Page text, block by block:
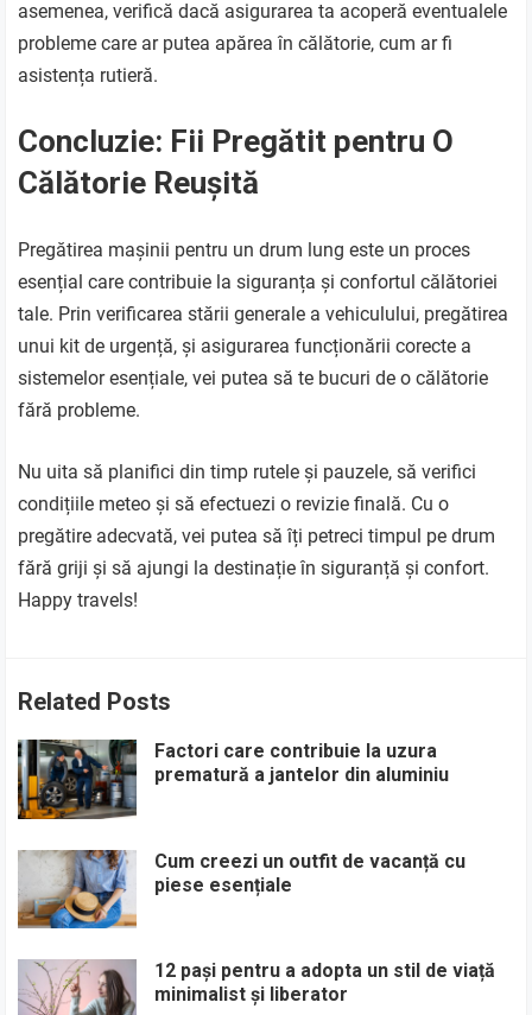
asemenea, verifică dacă asigurarea ta acoperă eventualele
probleme care ar putea apărea în călătorie, cum ar fi
asistența rutieră.
Concluzie: Fii Pregătit pentru O
Călătorie Reușită
Pregătirea mașinii pentru un drum lung este un proces
esențial care contribuie la siguranța și confortul călătoriei
tale. Prin verificarea stării generale a vehiculului, pregătirea
unui kit de urgență, și asigurarea funcționării corecte a
sistemelor esențiale, vei putea să te bucuri de o călătorie
fără probleme.
Nu uita să planifici din timp rutele și pauzele, să verifici
condițiile meteo și să efectuezi o revizie finală. Cu o
pregătire adecvată, vei putea să îți petreci timpul pe drum
fără griji și să ajungi la destinație în siguranță și confort.
Happy travels!
Related Posts
Factori care contribuie la uzura
prematură a jantelor din aluminiu
Cum creezi un outfit de vacanță cu
piese esențiale
12 pași pentru a adopta un stil de viață
minimalist și liberator